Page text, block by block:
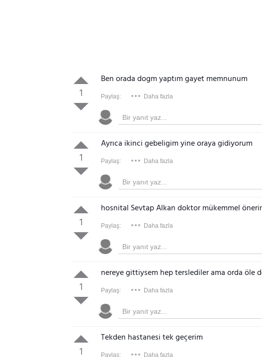
1
Ben orada dogm yaptım gayet memnunum
Paylaş: Daha fazla
1
Ayrıca ikinci gebeligim yine oraya gidiyorum
Paylaş: Daha fazla
1
hosnital Sevtap Alkan doktor mükemmel
Paylaş: Daha fazla
1
nereye gittiysem hep terslediler ama orda öle
Paylaş: Daha fazla
1
Tekden hastanesi tek geçerim
Paylaş: Daha fazla